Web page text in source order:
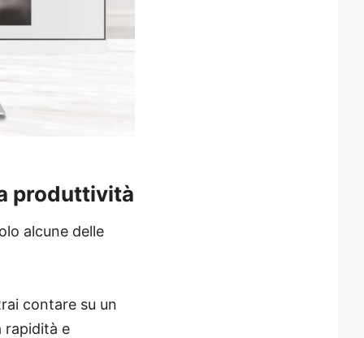
produttività
alcune delle
contare su un
rapidità e